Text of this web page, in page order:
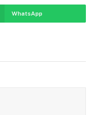
WhatsApp